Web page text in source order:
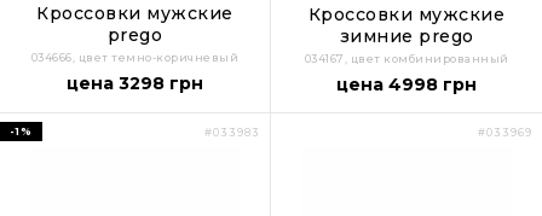
Кроссовки мужские
prego
034666, цвет темно-коричневый
цена 3298 грн
Кроссовки мужские
зимние prego
034167, цвет комбинированный
цена 4998 грн
#033983
-1% #033969